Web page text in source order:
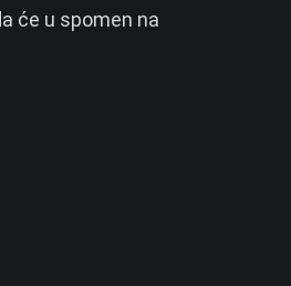
će u spomen na